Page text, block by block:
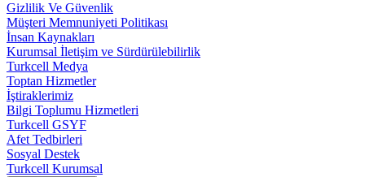
Gizlilik Ve Güvenlik
Müşteri Memnuniyeti Politikası
İnsan Kaynakları
Kurumsal İletişim ve Sürdürülebilirlik
Turkcell Medya
Toptan Hizmetler
İştiraklerimiz
Bilgi Toplumu Hizmetleri
Turkcell GSYF
Afet Tedbirleri
Sosyal Destek
Turkcell Kurumsal